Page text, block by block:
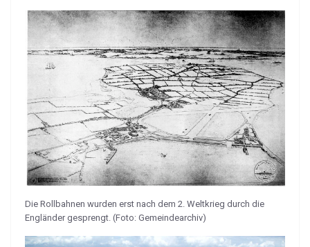
Die Rollbahnen wurden erst nach dem 2. Weltkrieg durch die
Engländer gesprengt. (Foto: Gemeindearchiv)